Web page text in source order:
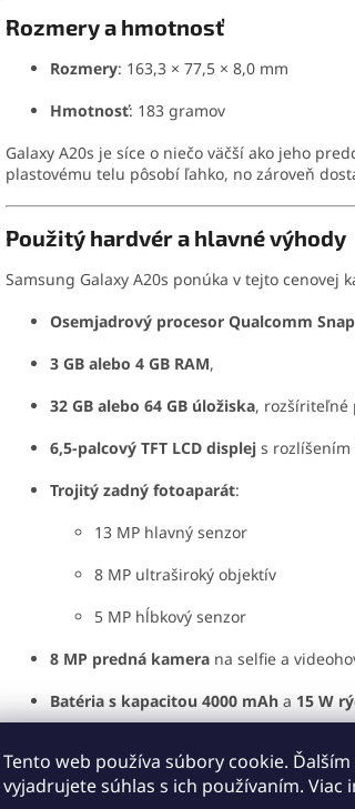
Tento web používa súbory cookie.
vyjadrujete súhlas s ich používaním. Viac
Rozmery a hmotnosť
Rozmery: 163,3 × 77,5 × 8,0 mm
Hmotnosť: 183 gramov
Galaxy A20s je síce o niečo väčší ako jeho
plastovému telu pôsobí ľahko, no zároveň
Použitý hardvér a hlavné výhody
Samsung Galaxy A20s ponúka v tejto cenovej
Osemjadrový procesor Qualcomm
3 GB alebo 4 GB RAM,
32 GB alebo 64 GB úložiska, rozšíriteľné
6,5-palcový TFT LCD displej s rozlíšením
Trojitý zadný fotoaparát:
13 MP hlavný senzor
8 MP ultraširoký objektív
5 MP hĺbkový senzor
8 MP predná kamera na selfie a
Batéria s kapacitou 4000 mAh a 15 W